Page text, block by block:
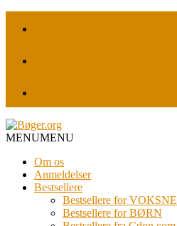
MENUMENU
Om os
Anmeldelser
Bestsellere
Bestsellere for VOKSNE
Bestsellere for BØRN